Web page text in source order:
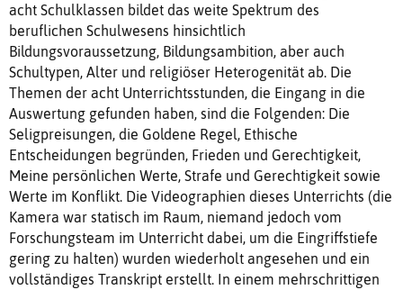
acht Schulklassen bildet das weite Spektrum des
beruflichen Schulwesens hinsichtlich
Bildungsvoraussetzung, Bildungsambition, aber auch
Schultypen, Alter und religiöser Heterogenität ab. Die
Themen der acht Unterrichtsstunden, die Eingang in die
Auswertung gefunden haben, sind die Folgenden: Die
Seligpreisungen, die Goldene Regel, Ethische
Entscheidungen begründen, Frieden und Gerechtigkeit,
Meine persönlichen Werte, Strafe und Gerechtigkeit sowie
Werte im Konflikt. Die Videographien dieses Unterrichts (die
Kamera war statisch im Raum, niemand jedoch vom
Forschungsteam im Unterricht dabei, um die Eingriffstiefe
gering zu halten) wurden wiederholt angesehen und ein
vollständiges Transkript erstellt. In einem mehrschrittigen